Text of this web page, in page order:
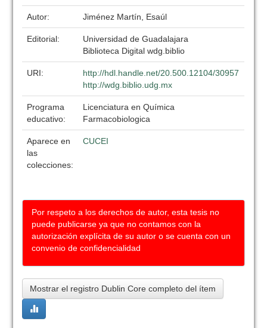
Autor: Jiménez Martín, Esaúl
Editorial:
Universidad de Guadalajara
Biblioteca Digital wdg.biblio
URI:
http://hdl.handle.net/20.500.12104/30957
http://wdg.biblio.udg.mx
Programa
educativo:
Licenciatura en Química
Farmacobiologica
Aparece en
las
colecciones:
CUCEI
Por respeto a los derechos de autor, esta tesis no
puede publicarse ya que no contamos con la
autorización explícita de su autor o se cuenta con un
convenio de confidencialidad
Mostrar el registro Dublin Core completo del ítem